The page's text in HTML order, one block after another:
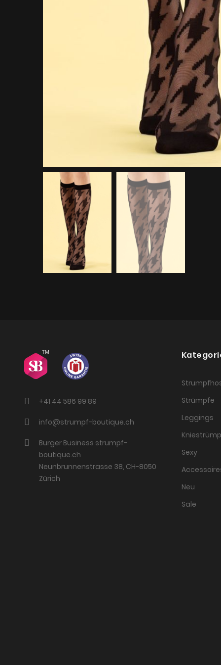
+41 44 586 99 89
info@strumpf-boutique.ch
Burger Business strumpf-
boutique.ch
Neunbrunnenstrasse 38, CH-8050
Zürich
Strümpfe
Leggings
Sexy
Neu
Sale